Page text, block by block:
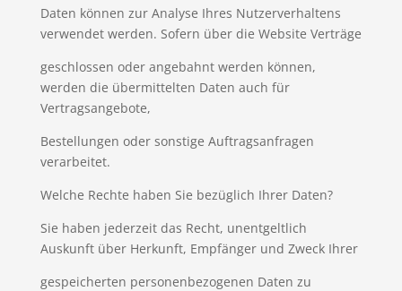
Daten können zur Analyse Ihres Nutzerverhaltens
verwendet werden. Sofern über die Website Verträge
geschlossen oder angebahnt werden können,
werden die übermittelten Daten auch für
Vertragsangebote,
Bestellungen oder sonstige Auftragsanfragen
verarbeitet.
Welche Rechte haben Sie bezüglich Ihrer Daten?
Sie haben jederzeit das Recht, unentgeltlich
Auskunft über Herkunft, Empfänger und Zweck Ihrer
gespeicherten personenbezogenen Daten zu